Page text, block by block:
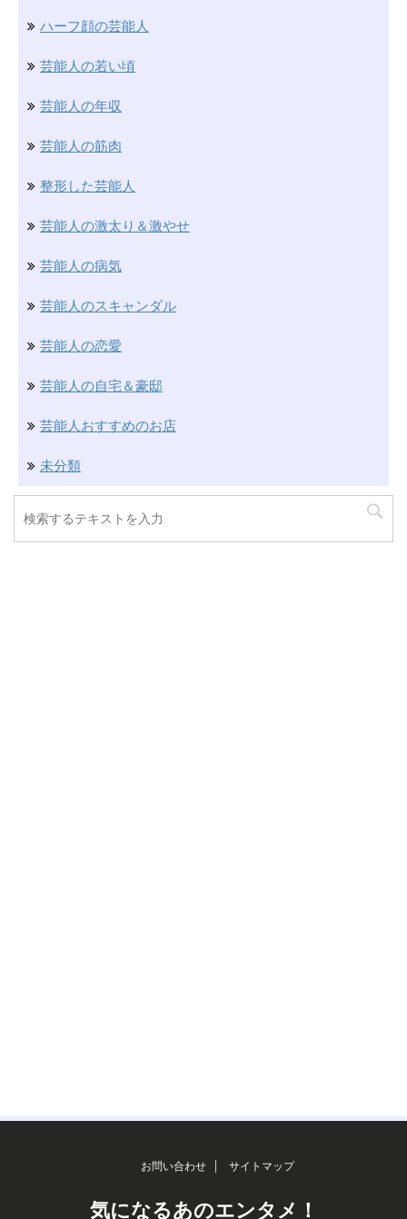
ハーフ顔の芸能人
芸能人の若い頃
芸能人の年収
芸能人の筋肉
整形した芸能人
芸能人の激太り＆激やせ
芸能人の病気
芸能人のスキャンダル
芸能人の恋愛
芸能人の自宅＆豪邸
芸能人おすすめのお店
未分類
お問い合わせ サイトマップ
気になるあのエンタメ！